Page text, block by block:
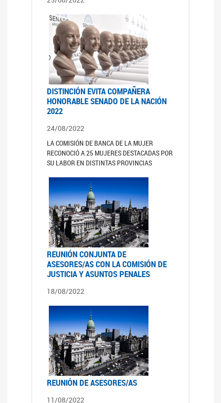
DISTINCIÓN EVITA COMPAÑERA
HONORABLE SENADO DE LA NACIÓN
2022
24/08/2022
LA COMISIÓN DE BANCA DE LA MUJER
RECONOCIÓ A 25 MUJERES DESTACADAS POR
SU LABOR EN DISTINTAS PROVINCIAS
REUNIÓN CONJUNTA DE
ASESORES/AS CON LA COMISIÓN DE
JUSTICIA Y ASUNTOS PENALES
18/08/2022
REUNIÓN DE ASESORES/AS
11/08/2022